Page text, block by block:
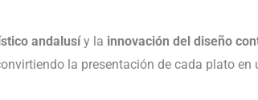
andalusíy la innovación del diseño
la presentación de cada plato en